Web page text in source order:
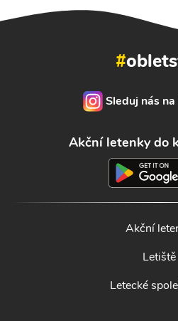
#
Sleduj nás
Akční letenky do
Akční
Letiště
Letecké